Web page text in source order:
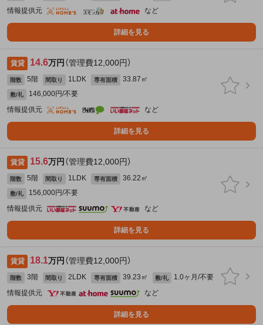
情報提供元
など
詳細を見る
賃貸 14.6万円 （管理費12,000円）
階数 5階 間取り 1LDK 専有面積 33.87㎡
敷/礼
146,000円/不要
情報提供元
など
詳細を見る
賃貸 15.6万円 （管理費12,000円）
階数 5階 間取り 1LDK 専有面積 36.22㎡
敷/礼
156,000円/不要
情報提供元
など
詳細を見る
賃貸 18.1万円 （管理費12,000円）
階数 3階 間取り 2LDK 専有面積 39.23㎡ 敷/礼
1.0ヶ月/不要
情報提供元
など
詳細を見る